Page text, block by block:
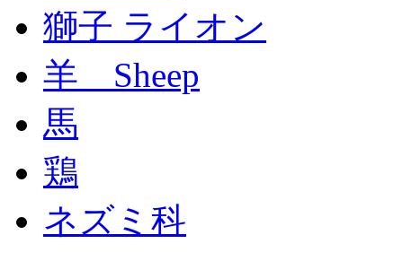
獅子 ライオン
羊 Sheep
馬
鶏
ネズミ科